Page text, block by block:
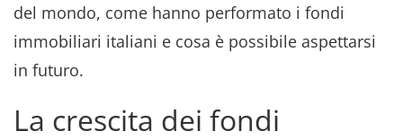
del mondo, come hanno performato i fondi
immobiliari italiani e cosa è possibile aspettarsi
in futuro.
La crescita dei fondi